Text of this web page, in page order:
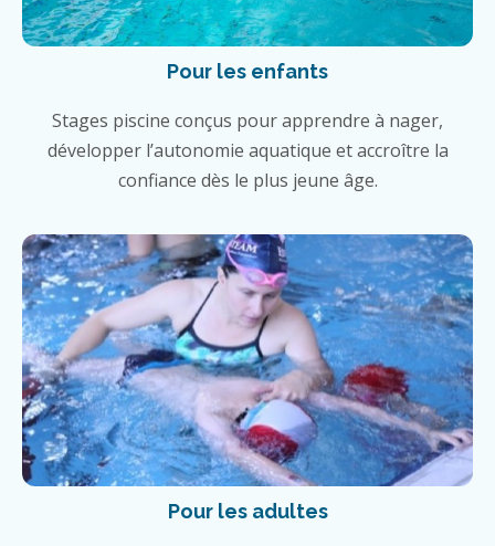
Pour les enfants
Stages piscine conçus pour apprendre à nager,
développer l’autonomie aquatique et accroître la
confiance dès le plus jeune âge.
Pour les adultes